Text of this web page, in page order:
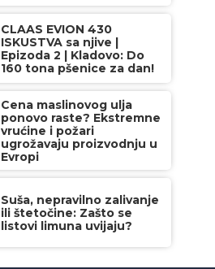
CLAAS EVION 430
ISKUSTVA sa njive |
Epizoda 2 | Kladovo: Do
160 tona pšenice za dan!
Cena maslinovog ulja
ponovo raste? Ekstremne
vrućine i požari
ugrožavaju proizvodnju u
Evropi
Suša, nepravilno zalivanje
ili štetočine: Zašto se
listovi limuna uvijaju?